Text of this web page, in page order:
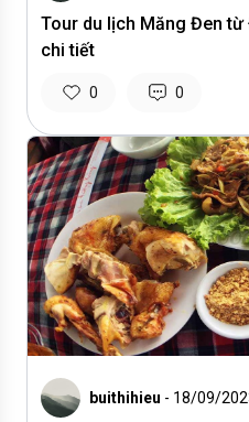
Tour du lịch Măng Đen
chi tiết
0 0
buithihieu - 18/09/